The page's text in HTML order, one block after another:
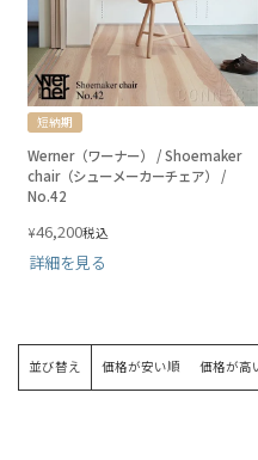
短納期
Werner（ワーナー） / Shoemaker
chair（シューメーカーチェア） /
No.42
¥46,200税込
詳細を見る
並び替え 価格が安い順 価格が高